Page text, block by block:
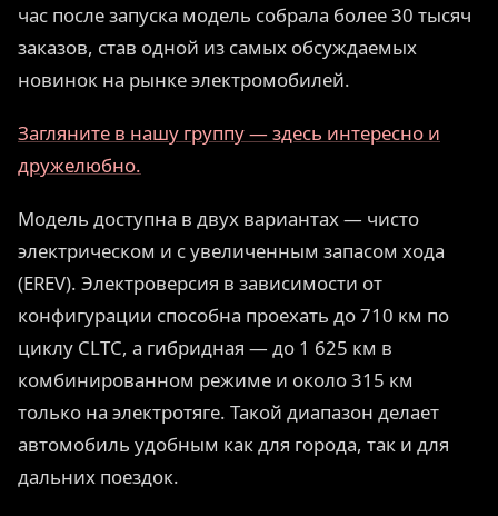
час после запуска модель собрала более 30 тысяч
заказов, став одной из самых обсуждаемых
новинок на рынке электромобилей.
Загляните в нашу группу — здесь интересно и
дружелюбно.
Модель доступна в двух вариантах — чисто
электрическом и с увеличенным запасом хода
(EREV). Электроверсия в зависимости от
конфигурации способна проехать до 710 км по
циклу CLTC, а гибридная — до 1 625 км в
комбинированном режиме и около 315 км
только на электротяге. Такой диапазон делает
автомобиль удобным как для города, так и для
дальних поездок.